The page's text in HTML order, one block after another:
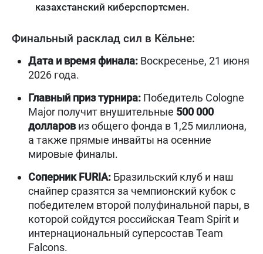
казахстанский киберспортсмен.
Финальный расклад сил в Кёльне:
Дата и время финала: Воскресенье, 21 июня
2026 года.
Главный приз турнира: Победитель Cologne
Major получит внушительные 500 000
долларовиз общего фонда в 1,25 миллиона,
а также прямые инвайты на осенние
мировые финалы.
Соперник FURIA: Бразильский клуб и наш
снайпер сразятся за чемпионский кубок с
победителем второй полуфинальной пары, в
которой сойдутся российская Team Spirit и
интернациональный суперсостав Team
Falcons.